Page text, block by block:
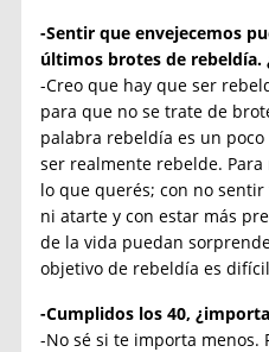
-Sentir que envejecemos
últimos brotes de rebeldía.
-Creo que hay que ser
para que no se trate de
palabra rebeldía es un
ser realmente rebelde.
lo que querés; con no
ni atarte y con estar más
de la vida puedan
objetivo de rebeldía es
-Cumplidos los 40,
-No sé si te importa menos.